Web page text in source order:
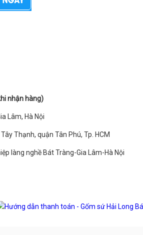
nhận hàng)
Lâm, Hà Nội
Thạnh, quận Tân Phú, Tp. HCM
làng nghề Bát Tràng-Gia Lâm-Hà Nội